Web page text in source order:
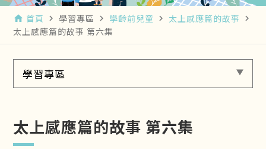
home 首頁 navigate_next 學習專區 navigate_next 學齡前兒童 navigate_next 太上感應篇的故事 navigate_next
太上感應篇的故事 第六集
學習專區
太上感應篇的故事 第六集